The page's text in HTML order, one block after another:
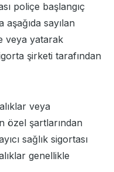
poliçe başlangıç
sayılan
veya yatarak
şirketi tarafından
veya
özel şartlarından
sağlık sigortası
genellikle